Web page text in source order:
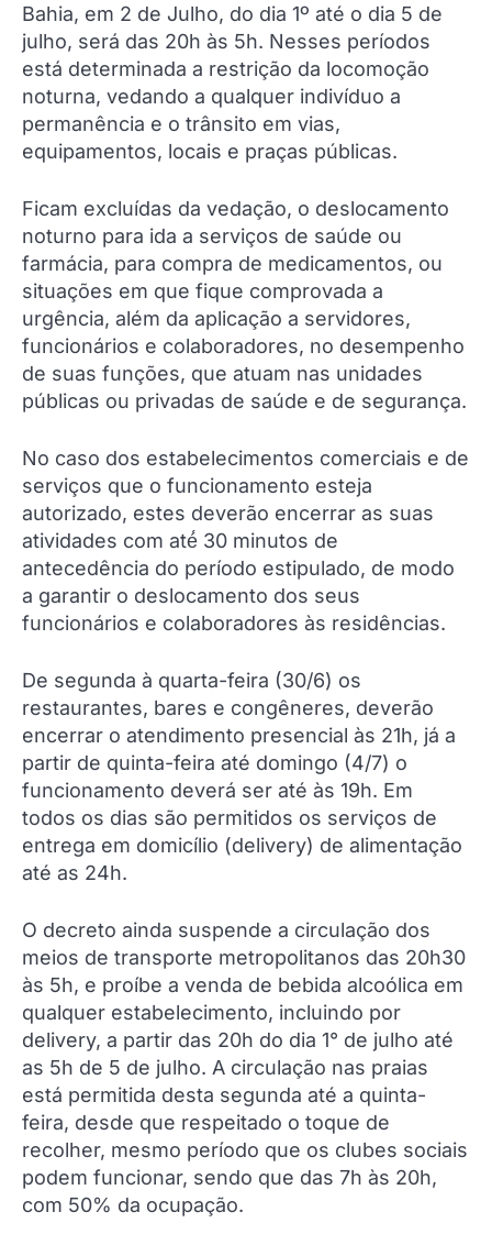
Bahia, em 2 de Julho, do dia 1º até o dia 5 de
julho, será das 20h às 5h. Nesses períodos
está determinada a restrição da locomoção
noturna, vedando a qualquer indivíduo a
permanência e o trânsito em vias,
equipamentos, locais e praças públicas.
Ficam excluídas da vedação, o deslocamento
noturno para ida a serviços de saúde ou
farmácia, para compra de medicamentos, ou
situações em que fique comprovada a
urgência, além da aplicação a servidores,
funcionários e colaboradores, no desempenho
de suas funções, que atuam nas unidades
públicas ou privadas de saúde e de segurança.
No caso dos estabelecimentos comerciais e de
serviços que o funcionamento esteja
autorizado, estes deverão encerrar as suas
atividades com até́ 30 minutos de
antecedência do período estipulado, de modo
a garantir o deslocamento dos seus
funcionários e colaboradores às residências.
De segunda à quarta-feira (30/6) os
restaurantes, bares e congêneres, deverão
encerrar o atendimento presencial às 21h, já a
partir de quinta-feira até domingo (4/7) o
funcionamento deverá ser até às 19h. Em
todos os dias são permitidos os serviços de
entrega em domicílio (delivery) de alimentação
até as 24h.
O decreto ainda suspende a circulação dos
meios de transporte metropolitanos das 20h30
às 5h, e proíbe a venda de bebida alcoólica em
qualquer estabelecimento, incluindo por
delivery, a partir das 20h do dia 1° de julho até
as 5h de 5 de julho. A circulação nas praias
está permitida desta segunda até a quinta-
feira, desde que respeitado o toque de
recolher, mesmo período que os clubes sociais
podem funcionar, sendo que das 7h às 20h,
com 50% da ocupação.